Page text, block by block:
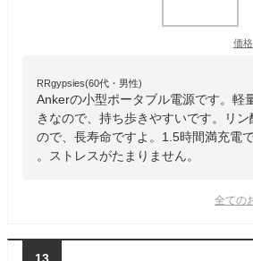
価
RRgypsies(60代・男性)
Ankerの小型ポータブル電源です。軽
きなので、持ち歩きやすいです。リ
ので、長寿命ですよ。1.5時間満充電
。ストレスがたまりません。
全ての